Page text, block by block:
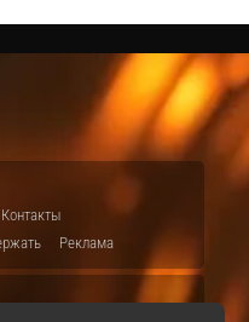
Контакты
Реклама